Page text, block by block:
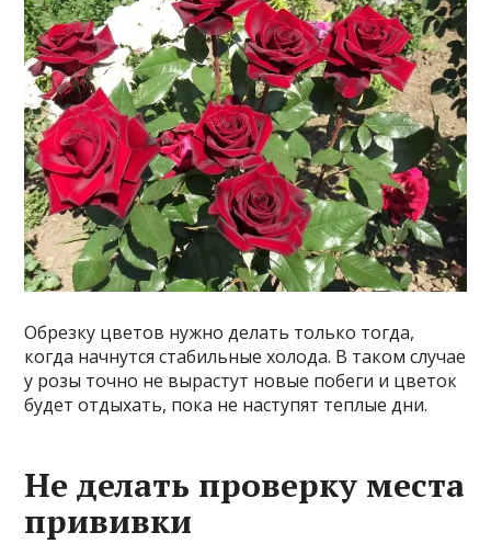
Обрезку цветов нужно делать только тогда,
когда начнутся стабильные холода. В таком случае
у розы точно не вырастут новые побеги и цветок
будет отдыхать, пока не наступят теплые дни.
Не делать проверку места
прививки